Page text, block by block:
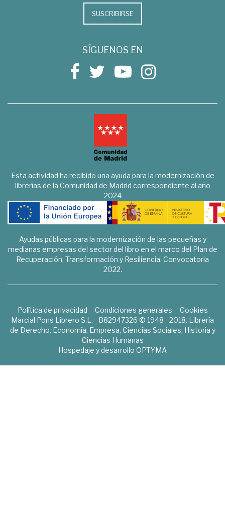
SUSCRIBIRSE
SÍGUENOS EN
Esta actividad ha recibido una ayuda para la modernización de
librerías de la Comunidad de Madrid correspondiente al año
2024
Ayudas públicas para la modernización de las pequeñas y
medianas empresas del sector del libro en el marco del Plan de
Recuperación, Transformación y Resiliencia. Convocatoria
2022.
Política de privacidad Condiciones generales
Cookies
Marcial Pons Librero S.L. - B82947326 © 1948 - 2018. Librería
de Derecho, Economía, Empresa, Ciencias Sociales, Historia y
Ciencias Humanas
Hospedaje y desarrollo OPTYMA